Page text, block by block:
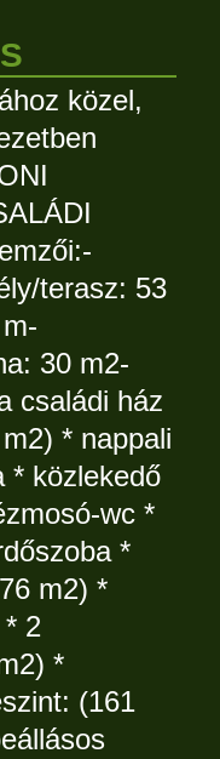
közel,
terasz: 53
30 m2-
családi ház
* nappali
* közlekedő
wc *
*
m2) *
2
*
(161